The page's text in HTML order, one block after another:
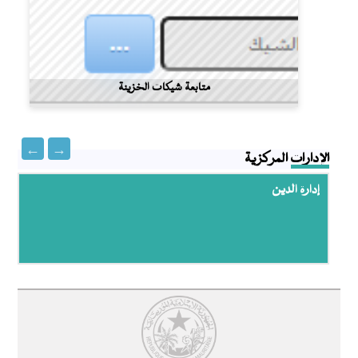
محاضر المناقصات
متابعة شيكات الخزينة
الإدارات المركزية
إدارة الدين